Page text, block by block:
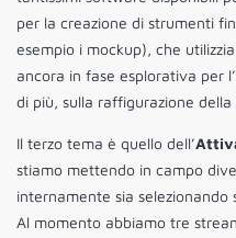
per la creazione di strumenti
esempio i mockup), che
ancora in fase esplorativa per
di più, sulla raffigurazione
Il terzo tema è quello dell’
stiamo mettendo in campo
internamente sia
Al momento abbiamo tre